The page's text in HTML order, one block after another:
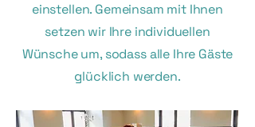
einstellen. Gemeinsam mit Ihnen
setzen wir Ihre individuellen
Wünsche um, sodass alle Ihre Gäste
glücklich werden.